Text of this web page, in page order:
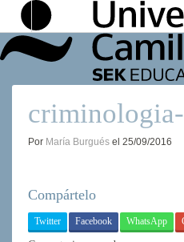
Universidad
Camilo
José
Cela
Por María Burgués el 25/09/2016
Compártelo
Twitter Facebook WhatsApp